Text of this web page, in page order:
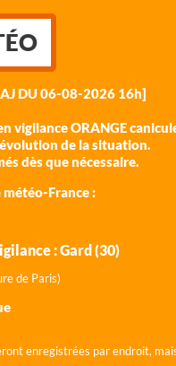
DU 06-08-2026 16h]
vigilance ORANGE
de la situation.
dès que nécessaire.
France :
: Gard (30)
de Paris)
enregistrées par endroit,